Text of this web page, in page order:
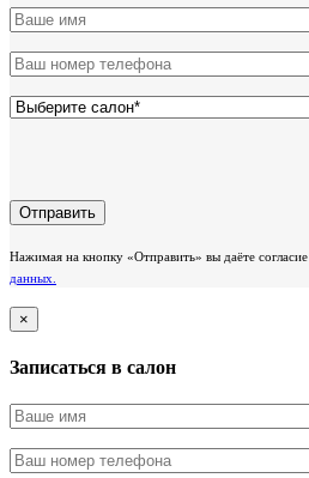
Нажимая на кнопку «Отправить» вы даёте согласие
данных.
×
Записаться в салон